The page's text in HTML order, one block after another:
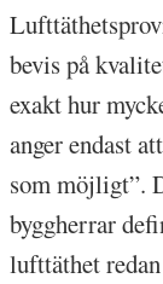
bevis på
exakt hur
anger endast
som möjligt”.
byggherrar
lufttäthet